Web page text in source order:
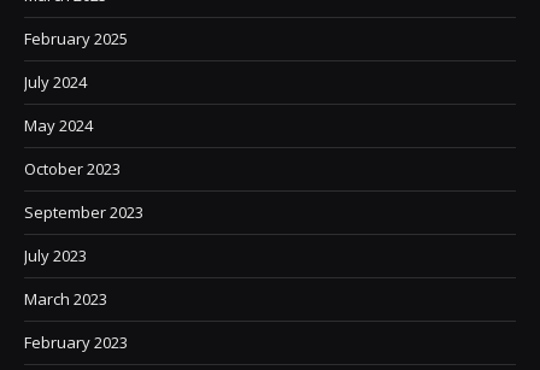
February 2025
July 2024
May 2024
October 2023
September 2023
July 2023
March 2023
February 2023